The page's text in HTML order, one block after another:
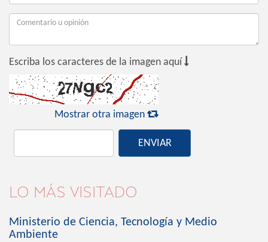
Escriba los caracteres de la imagen aquí 
Mostrar otra imagen 
ENVIAR
LO MÁS VISITADO
Ministerio de Ciencia, Tecnología y Medio
Ambiente